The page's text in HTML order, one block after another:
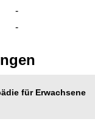
-
-
für Erwachsene